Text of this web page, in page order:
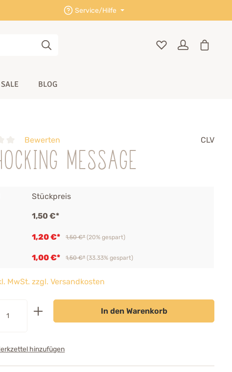
Service/Hilfe
SALE BLOG
Bewerten CLV
Message
Stückpreis
1,50 €*
1,20 €* 1,50 €* (20% gespart)
1,00 €* 1,50 €* (33.33% gespart)
MwSt. zzgl. Versandkosten
In den Warenkorb
hinzufügen